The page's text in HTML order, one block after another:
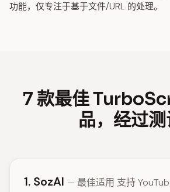
功能，仅专注于基于文件/URL 的处理。
7 款最佳
品，经过
1. SozAI — 最佳适用 支持